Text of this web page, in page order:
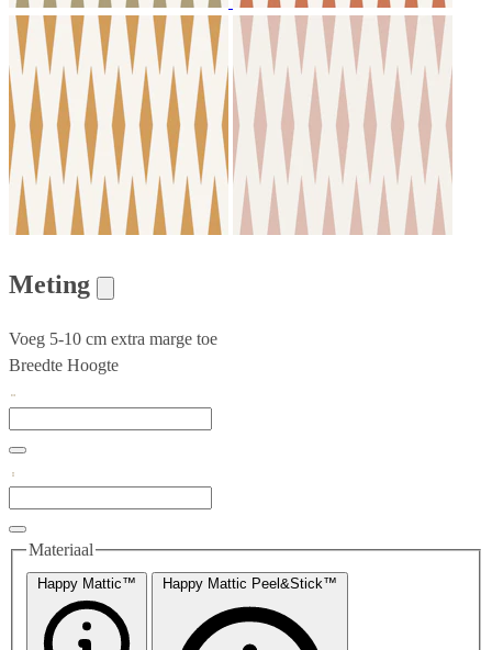
Meting
Voeg 5-10 cm extra marge toe
Breedte Hoogte
Materiaal
Happy Mattic™ Happy Mattic Peel&Stick™